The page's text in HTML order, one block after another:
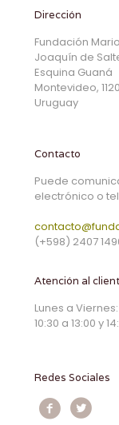
Dirección
Fundación
Joaquín de
Esquina Guaná
Montevideo,
Uruguay
Contacto
Puede
electrónico o
(+598) 2407
Atención al
Lunes a Viernes:
10:30 a 13:00 y
Redes Sociales